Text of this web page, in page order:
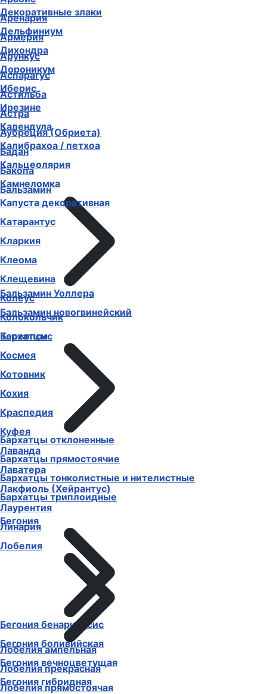
Аренария
Армерия
Арункус
Аспарагус
Астильба
Астра
Аубреция (Обриета)
Бадан
Бакопа
Бальзамин
Бальзамин Уоллера
Бальзамин новогвинейский
Бархатцы
Бархатцы отклоненные
Бархатцы прямостоячие
Бархатцы тонколистные и нителистные
Бархатцы триплоидные
Бегония
Бегония бенариенсис
Бегония боливийская
Бегония вечноцветущая
Бегония гибридная
Декоративные злаки
Дельфиниум
Дихондра
Дороникум
Иберис
Ирезине
Календула
Калибрахоа / петхоа
Кальцеолярия
Камнеломка
Капуста декоративная
Катарантус
Кларкия
Клеома
Клещевина
Колеус
Колокольчик
Кореопсис
Космея
Котовник
Кохия
Краспедия
Куфея
Лаванда
Лаватера
Лакфиоль (Хейрантус)
Лаурентия
Линария
Лобелия
Лобелия ампельная
Лобелия прекрасная
Лобелия прямостоячая